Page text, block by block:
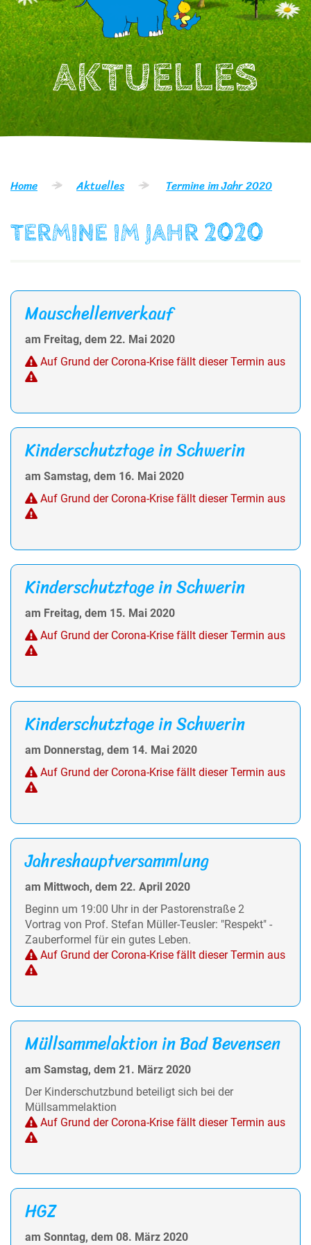
AKTUELLES
Home Aktuelles Termine im Jahr 2020
TERMINE IM JAHR 2020
Mauschellenverkauf
am Freitag, dem 22. Mai 2020
Auf Grund der Corona-Krise fällt dieser Termin aus
Kinderschutztage in Schwerin
am Samstag, dem 16. Mai 2020
Auf Grund der Corona-Krise fällt dieser Termin aus
Kinderschutztage in Schwerin
am Freitag, dem 15. Mai 2020
Auf Grund der Corona-Krise fällt dieser Termin aus
Kinderschutztage in Schwerin
am Donnerstag, dem 14. Mai 2020
Auf Grund der Corona-Krise fällt dieser Termin aus
Jahreshauptversammlung
am Mittwoch, dem 22. April 2020
Beginn um 19:00 Uhr in der Pastorenstraße 2
Vortrag von Prof. Stefan Müller-Teusler: "Respekt" -
Zauberformel für ein gutes Leben.
Auf Grund der Corona-Krise fällt dieser Termin aus
Müllsammelaktion in Bad Bevensen
am Samstag, dem 21. März 2020
Der Kinderschutzbund beteiligt sich bei der
Müllsammelaktion
Auf Grund der Corona-Krise fällt dieser Termin aus
HGZ
am Sonntag, dem 08. März 2020